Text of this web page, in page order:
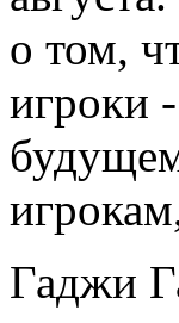
о том,
игроки
Гаджи